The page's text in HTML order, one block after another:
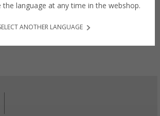
the language at any time in the webshop.
ANOTHER LANGUAGE